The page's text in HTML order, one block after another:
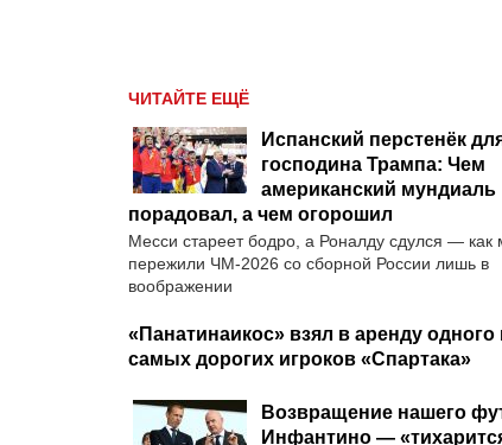
ЧИТАЙТЕ ЕЩЁ
Испанский перстенёк
господина Трампа: Чем
американский мундиаль
порадовал, а чем огорошил
Месси стареет бодро, а Роналду сдулся — как
пережили ЧМ-2026 со сборной России лишь в
воображении
«Панатинаикос» взял в аренду одного
самых дорогих игроков «Спартака»
Возвращение нашего
Инфантино —